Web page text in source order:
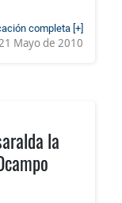
completa [+]
Mayo de 2010
la